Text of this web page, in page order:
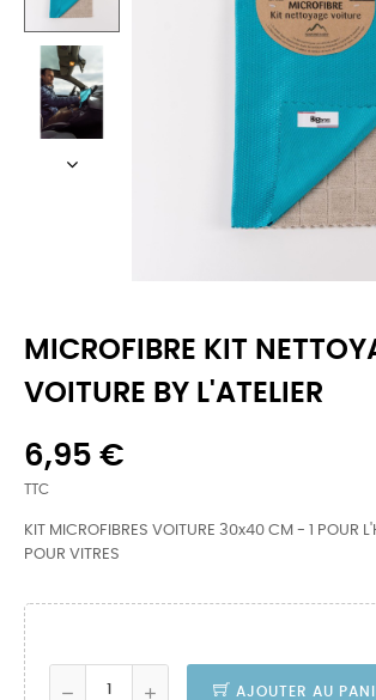
MICROFIBRE KIT
VOITURE BY L'ATELIER
6,95 €
TTC
KIT MICROFIBRES VOITURE 30x40 CM - 1 POUR
POUR VITRES
AJOUTER AU